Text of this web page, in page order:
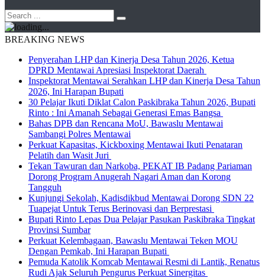
BREAKING NEWS
Penyerahan LHP dan Kinerja Desa Tahun 2026, Ketua
DPRD Mentawai Apresiasi Inspektorat Daerah
Inspektorat Mentawai Serahkan LHP dan Kinerja Desa Tahun
2026, Ini Harapan Bupati
30 Pelajar Ikuti Diklat Calon Paskibraka Tahun 2026, Bupati
Rinto : Ini Amanah Sebagai Generasi Emas Bangsa
Bahas DPB dan Rencana MoU, Bawaslu Mentawai
Sambangi Polres Mentawai
Perkuat Kapasitas, Kickboxing Mentawai Ikuti Penataran
Pelatih dan Wasit Juri
Tekan Tawuran dan Narkoba, PEKAT IB Padang Pariaman
Dorong Program Anugerah Nagari Aman dan Korong
Tangguh
Kunjungi Sekolah, Kadisdikbud Mentawai Dorong SDN 22
Tuapejat Untuk Terus Berinovasi dan Berprestasi
Bupati Rinto Lepas Dua Pelajar Pasukan Paskibraka Tingkat
Provinsi Sumbar
Perkuat Kelembagaan, Bawaslu Mentawai Teken MOU
Dengan Pemkab, Ini Harapan Bupati
Pemuda Katolik Komcab Mentawai Resmi di Lantik, Renatus
Rudi Ajak Seluruh Pengurus Perkuat Sinergitas